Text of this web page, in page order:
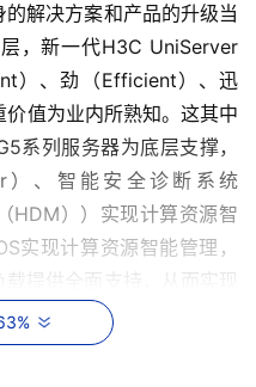
解决方案和产品的升级当
，新一代H3C UniServer
）、劲（Efficient）、迅
价值为业内所熟知。这其中
系列服务器为底层支撑，
）、智能安全诊断系统
HDM））实现计算资源智
实现计算资源智能管理，
载提供全面支持，从而实现